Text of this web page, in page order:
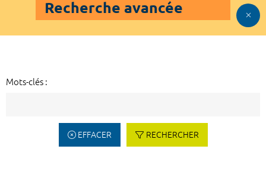
Recherche avancée
Mots-clés :
EFFACER RECHERCHER